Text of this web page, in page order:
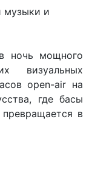
ночь мощного
визуальных
open-air на
где басы
в